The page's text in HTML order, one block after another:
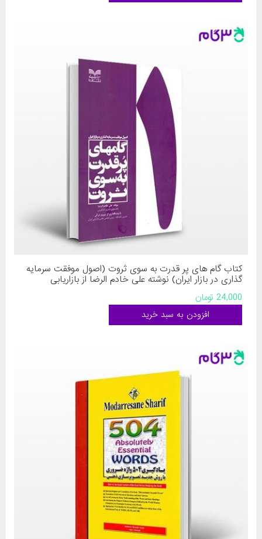
کتاب گام های پر قدرت به سوی ثروت (اصول موفقت سرمایه
گذاری در بازار ایران) نوشته علی خادم الرضا از بازاریابی
24,000 تومان